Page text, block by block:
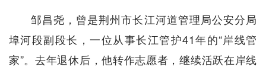
邹昌尧，曾是荆州市长江河道管理局公安分局
埠河段副段长，一位从事长江管护41年的“岸线管
家”。去年退休后，他转作志愿者，继续活跃在岸线